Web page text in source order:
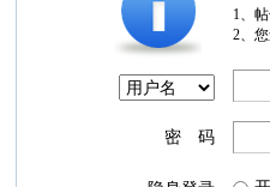
1、
2、
密 码